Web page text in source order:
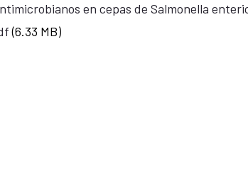
en cepas de Salmonella
(6.33 MB)